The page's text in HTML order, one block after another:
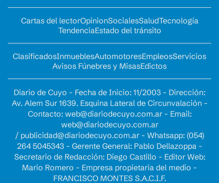
Cartas del lectorOpinionSocialesSaludTecnología
TendenciaEstado del tránsito
ClasificadosInmueblesAutomotoresEmpleosServicios
Avisos Fúnebres y MisasEdictos
Diario de Cuyo - Fecha de Inicio: 11/2003 - Dirección:
Av. Alem Sur 1639. Esquina Lateral de Circunvalación -
Contacto: web@diariodecuyo.com.ar- Email:
web@diariodecuyo.com.ar
/ publicidad@diariodecuyo.com.ar- Whatsapp: (054)
264 5045343 - Gerente General: Pablo Dellazoppa -
Secretario de Redacción: Diego Castillo - Editor Web:
Mario Romero - Empresa propietaria del medio -
FRANCISCO MONTES S.A.C.I.F.